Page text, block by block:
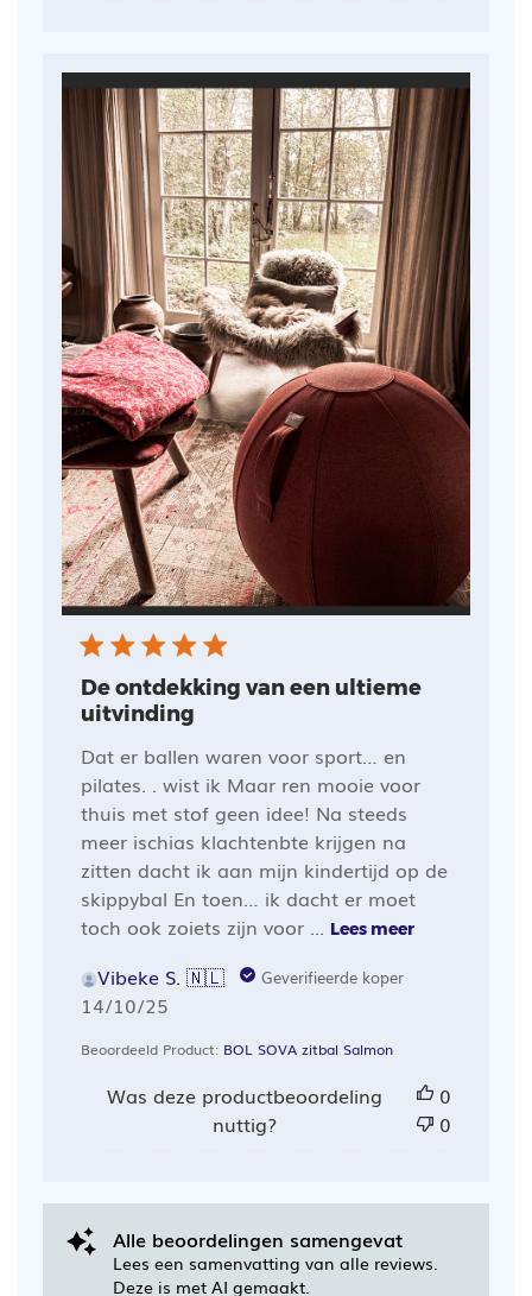
De ontdekking van een ultieme
uitvinding
Dat er ballen waren voor sport… en
pilates. . wist ik Maar ren mooie voor
thuis met stof geen idee! Na steeds
meer ischias klachtenbte krijgen na
zitten dacht ik aan mijn kindertijd op de
skippybal En toen… ik dacht er moet
toch ook zoiets zijn voor ... Lees meer
Vibeke S. 🇳🇱 Geverifieerde koper
Publicatiedatum
14/10/25
Beoordeeld Product: BOL SOVA zitbal Salmon
Was deze productbeoordeling
nuttig?
0
0
Alle beoordelingen samengevat
Lees een samenvatting van alle reviews.
Deze is met AI gemaakt.